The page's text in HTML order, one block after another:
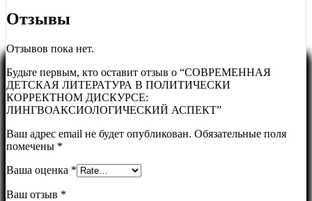
Отзывы
Отзывов пока нет.
Будьте первым, кто оставит отзыв о “СОВРЕМЕННАЯ
ДЕТСКАЯ ЛИТЕРАТУРА В ПОЛИТИЧЕСКИ
КОРРЕКТНОМ ДИСКУРСЕ:
ЛИНГВОАКСИОЛОГИЧЕСКИЙ АСПЕКТ”
Ваш адрес email не будет опубликован. Обязательные поля
помечены *
Ваша оценка *
Ваш отзыв *